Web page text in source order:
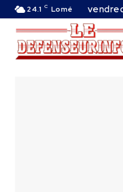
24.1 C Lomé